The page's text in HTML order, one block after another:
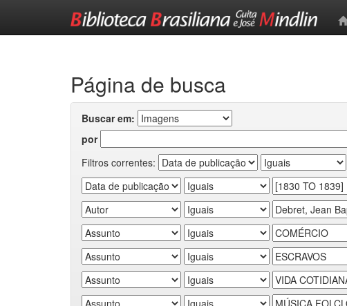
Página de busca
Buscar em:
por
Filtros correntes: